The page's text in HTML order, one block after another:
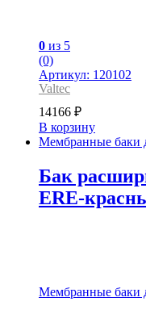
0 из 5
(0)
Артикул: 120102
Valtec
14166 ₽
В корзину
Мембранные баки
Бак
ЕRE-
Мембранные баки